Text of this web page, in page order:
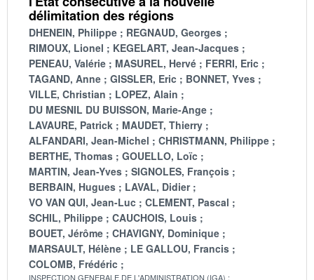
délimitation des régions
DHENEIN, Philippe
REGNAUD, Georges
RIMOUX, Lionel
KEGELART, Jean-Jacques
PENEAU, Valérie
MASUREL, Hervé
FERRI, Eric
TAGAND, Anne
GISSLER, Eric
BONNET, Yves
VILLE, Christian
LOPEZ, Alain
DU MESNIL DU BUISSON, Marie-Ange
LAVAURE, Patrick
MAUDET, Thierry
ALFANDARI, Jean-Michel
CHRISTMANN, Philippe
BERTHE, Thomas
GOUELLO, Loïc
MARTIN, Jean-Yves
SIGNOLES, François
BERBAIN, Hugues
LAVAL, Didier
VO VAN QUI, Jean-Luc
CLEMENT, Pascal
SCHIL, Philippe
CAUCHOIS, Louis
BOUET, Jérôme
CHAVIGNY, Dominique
MARSAULT, Hélène
LE GALLOU, Francis
COLOMB, Frédéric
INSPECTION GENERALE DE L'ADMINISTRATION (IGA)